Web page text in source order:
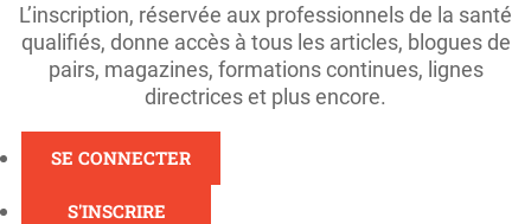
L’inscription, réservée aux professionnels de la santé
qualifiés, donne accès à tous les articles, blogues de
pairs, magazines, formations continues, lignes
directrices et plus encore.
SE CONNECTER
S'INSCRIRE